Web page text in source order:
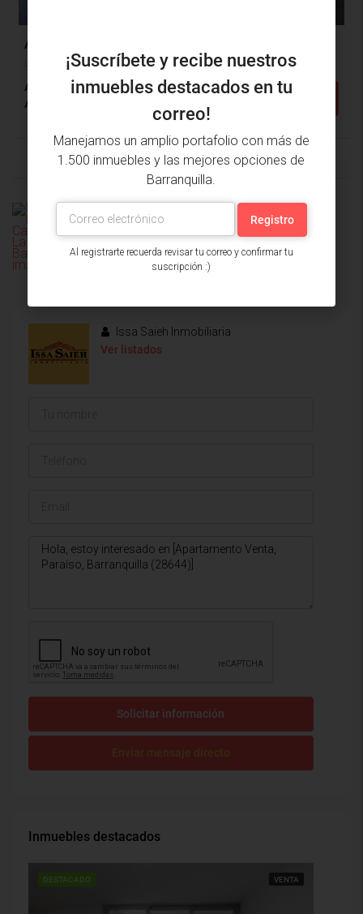
Apartamento Venta, Los Alpes, Barranquilla (29826)
Los Alpes, Barranquilla, Atlántico, Colombia
Alcobas: 3 Baños: 3
m²: 162
Apartamento
Detalles
PRÓXIMA
PROPIEDAD
Issa Saieh Inmobiliaria
Ver listados
Solicitar información
Inmuebles destacados
DESTACADO VENTA
¡Suscríbete y recibe nuestros
inmuebles destacados en tu
correo!
Manejamos un amplio portafolio con más de
1.500 inmuebles y las mejores opciones de
Barranquilla.
Al registrarte recuerda revisar tu correo y confirmar tu
suscripción :)